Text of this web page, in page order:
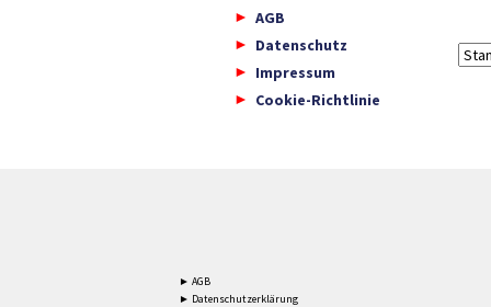
AGB
Datenschutz
Impressum
Cookie-Richtlinie
► AGB
► Datenschutzerklärung